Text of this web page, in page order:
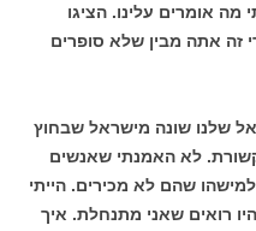
אומרים עלינו. הציגו
זה אתה מבין שלא סופרים
שלנו שונה מישראל שבחוץ
לא האמנתי שאנשים
שהם לא מכירים. הייתי
באולפנים של ערוץ 10 והיו רואים שאני מתנחלת. איך